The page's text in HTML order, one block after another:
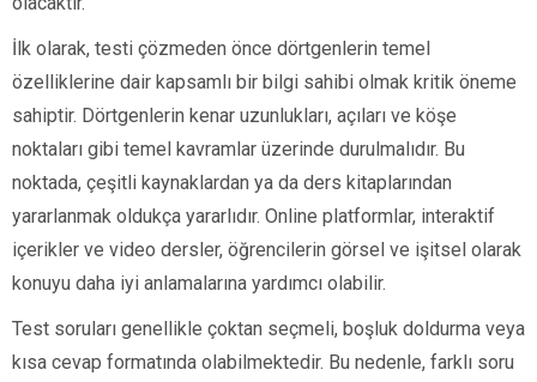
İlk olarak, testi çözmeden önce dörtgenlerin temel
özelliklerine dair kapsamlı bir bilgi sahibi olmak kritik öneme
sahiptir. Dörtgenlerin kenar uzunlukları, açıları ve köşe
noktaları gibi temel kavramlar üzerinde durulmalıdır. Bu
noktada, çeşitli kaynaklardan ya da ders kitaplarından
yararlanmak oldukça yararlıdır. Online platformlar, interaktif
içerikler ve video dersler, öğrencilerin görsel ve işitsel olarak
konuyu daha iyi anlamalarına yardımcı olabilir.
Test soruları genellikle çoktan seçmeli, boşluk doldurma veya
kısa cevap formatında olabilmektedir. Bu nedenle, farklı soru